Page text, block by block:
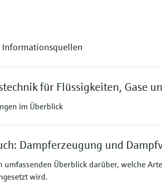
Informationsquellen
für Flüssigkeiten, Gase
im Überblick
Dampferzeugung und
umfassenden Überblick darüber, welche
wird.